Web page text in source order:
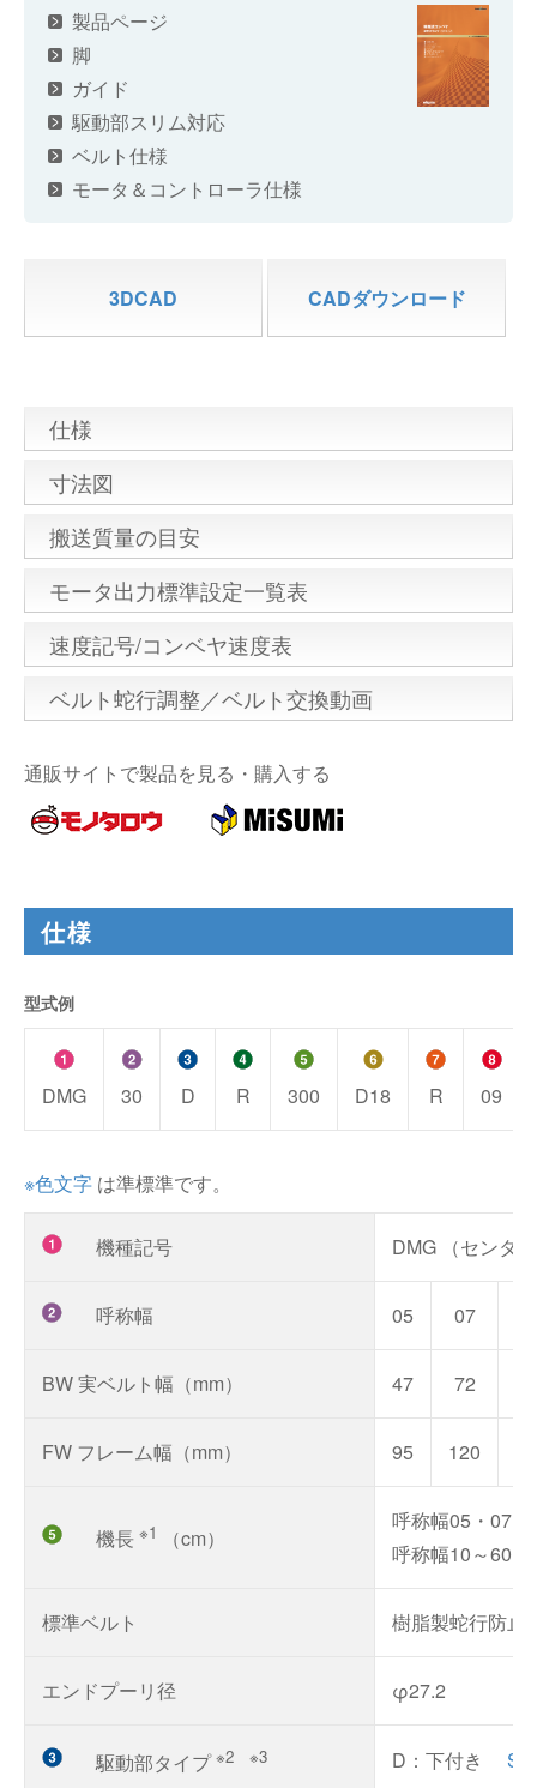
製品ページ
脚
ガイド
駆動部スリム対応
ベルト仕様
モータ＆コントローラ仕様
3DCAD CADダウンロード
仕様
寸法図
搬送質量の目安
モータ出力標準設定一覧表
速度記号/コンベヤ速度表
ベルト蛇行調整／ベルト交換動画
通販サイトで製品を見る・購入する
仕様
型式例
DMG 30 D R 300 D18 R 09
※色文字 は準標準です。
機種記号 DMG （センタ
呼称幅 05 07
BW 実ベルト幅（mm） 47 72
FW フレーム幅（mm） 95 120
機長 ※1 （cm）
呼称幅05・07
呼称幅10～60
標準ベルト 樹脂製蛇行防止
エンドプーリ径 φ27.2
駆動部タイプ※2 ※3 D：下付き S